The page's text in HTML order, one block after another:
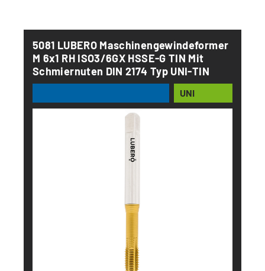
5081 LUBERO Maschinengewindeformer
M 6x1 RH ISO3/6GX HSSE-G TIN Mit
Schmiernuten DIN 2174 Typ UNI-TIN
UNI